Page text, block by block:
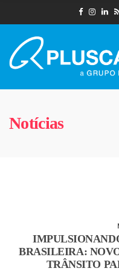
Notícias
BRASILEIRA:
TRÂNSITO